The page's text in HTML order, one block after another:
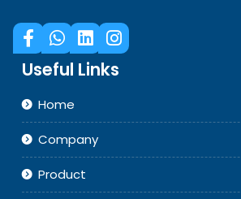
Useful Links
Home
Company
Product